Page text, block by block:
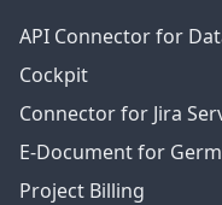
API Connector for
Cockpit
Connector for Jira
E-Document for
Project Billing